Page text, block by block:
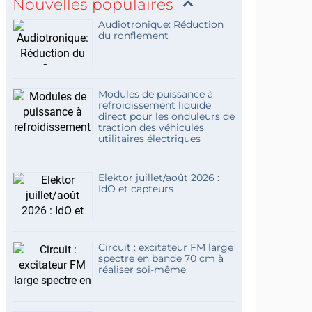
Nouvelles populaires
Audiotronique: Réduction
du ronflement
Modules de puissance à
refroidissement liquide
direct pour les onduleurs de
traction des véhicules
utilitaires électriques
Elektor juillet/août 2026 :
IdO et capteurs
Circuit : excitateur FM large
spectre en bande 70 cm à
réaliser soi-même